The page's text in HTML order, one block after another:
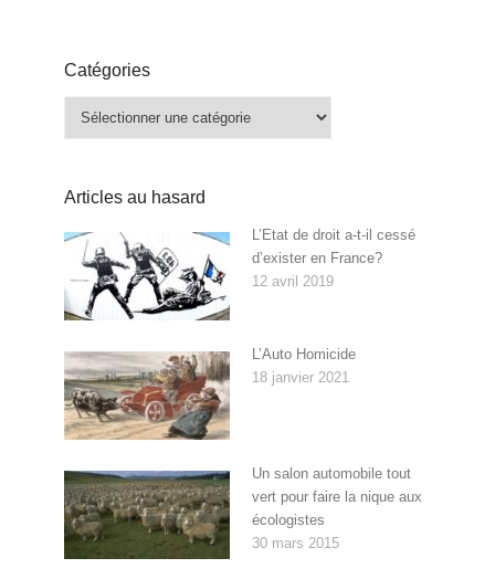
Catégories
Catégories
Articles au hasard
L’Etat de droit a-t-il cessé
d’exister en France?
12 avril 2019
L’Auto Homicide
18 janvier 2021
Un salon automobile tout
vert pour faire la nique aux
écologistes
30 mars 2015